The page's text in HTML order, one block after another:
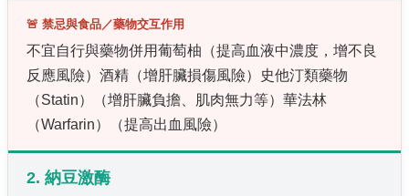
🚨 禁忌與食品／藥物交互作用
不宜自行與藥物併用葡萄柚（提高血液中濃度，增不良
反應風險）酒精（增肝臟損傷風險）史他汀類藥物
（Statin）（增肝臟負擔、肌肉無力等）華法林
（Warfarin）（提高出血風險）
2. 納豆激酶